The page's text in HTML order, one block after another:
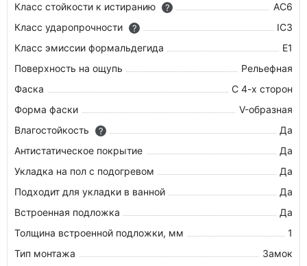
Класс стойкости к истиранию
?
AC6
Класс ударопрочности
?
IC3
Класс эмиссии формальдегида
E1
Поверхность на ощупь
Рельефная
Фаска
С 4-х сторон
Форма фаски
V-образная
Влагостойкость
?
Да
Антистатическое покрытие
Да
Укладка на пол c подогревом
Да
Подходит для укладки в ванной
Да
Встроенная подложка
Да
Толщина встроенной подложки, мм
1
Тип монтажа
Замок